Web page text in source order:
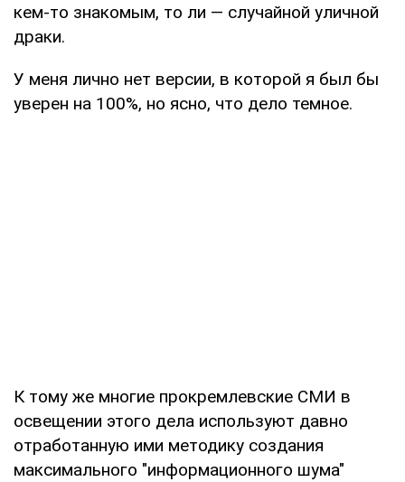
кем-то знакомым, то ли — случайной уличной
драки.
У меня лично нет версии, в которой я был бы
уверен на 100%, но ясно, что дело темное.
К тому же многие прокремлевские СМИ в
освещении этого дела используют давно
отработанную ими методику создания
максимального "информационного шума"